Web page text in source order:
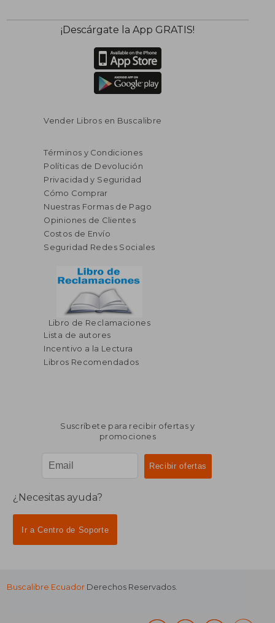
¡Descárgate la App GRATIS!
Vender Libros en Buscalibre
Términos y Condiciones
Políticas de Devolución
Privacidad y Seguridad
Cómo Comprar
Nuestras Formas de Pago
Opiniones de Clientes
Costos de Envío
Seguridad Redes Sociales
Libro de Reclamaciones
Lista de autores
Incentivo a la Lectura
Libros Recomendados
Suscríbete para recibir ofertas y
promociones
¿Necesitas ayuda?
Ir a Centro de Soporte
Buscalibre Ecuador Derechos Reservados.